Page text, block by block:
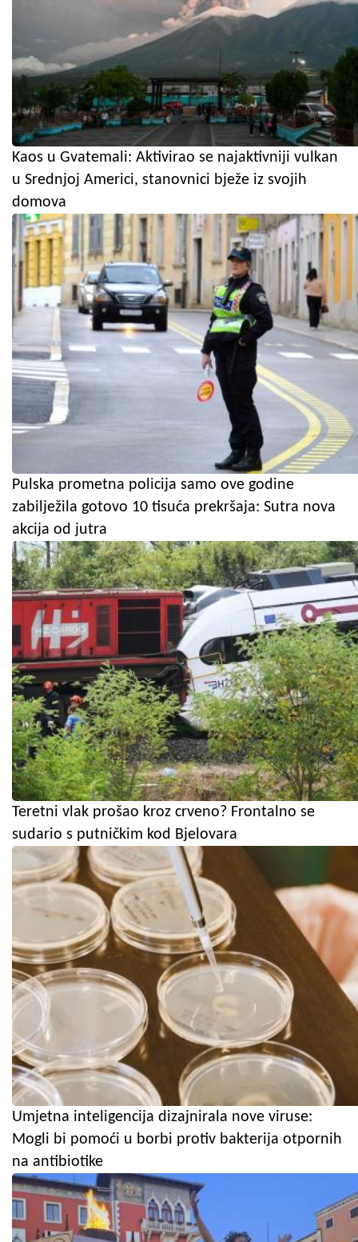
Kaos u Gvatemali: Aktivirao se najaktivniji vulkan
u Srednjoj Americi, stanovnici bježe iz svojih
domova
Pulska prometna policija samo ove godine
zabilježila gotovo 10 tisuća prekršaja: Sutra nova
akcija od jutra
Teretni vlak prošao kroz crveno? Frontalno se
sudario s putničkim kod Bjelovara
Umjetna inteligencija dizajnirala nove viruse:
Mogli bi pomoći u borbi protiv bakterija otpornih
na antibiotike